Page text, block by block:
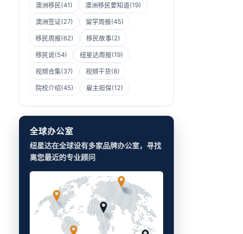
澳洲移民(41) 澳洲移民要知道(19)
澳洲签证(27) 留学周报(45)
移民周报(62) 移民故事(2)
移民说(54) 纽星达周报(19)
视频合集(37) 视频干货(8)
院校介绍(45) 雇主担保(12)
全球办公室
纽星达在全球设有多家品牌办公室，寻找
离您最近的专业顾问